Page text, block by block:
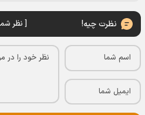
نظرت چیه! [ نظر